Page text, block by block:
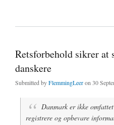
about Retsforbehold: Folketingets flertal
Retsforbehold sikrer
danskere
Submitted byFlemmingLeeron 30
Danmark er ikke
registrere og opbevare